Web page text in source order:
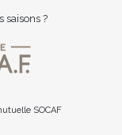
saisons ?
SOCAF